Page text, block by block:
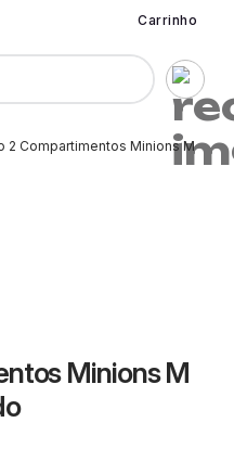
Carrinho
2 Compartimentos Minions M
Minions M